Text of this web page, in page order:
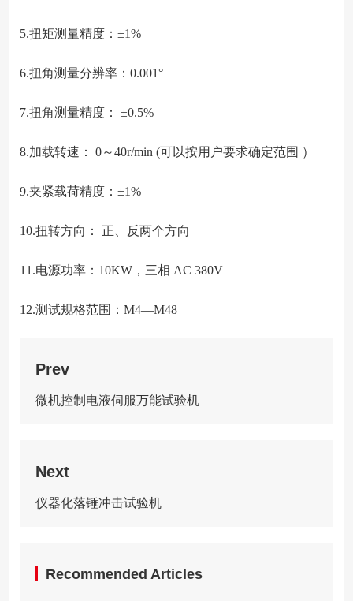
5.扭矩测量精度：±1%
6.扭角测量分辨率：0.001°
7.扭角测量精度： ±0.5%
8.加载转速： 0～40r/min (可以按用户要求确定范围 ）
9.夹紧载荷精度：±1%
10.扭转方向： 正、反两个方向
11.电源功率：10KW，三相 AC 380V
12.测试规格范围：M4—M48
Prev
微机控制电液伺服万能试验机
Next
仪器化落锤冲击试验机
Recommended Articles